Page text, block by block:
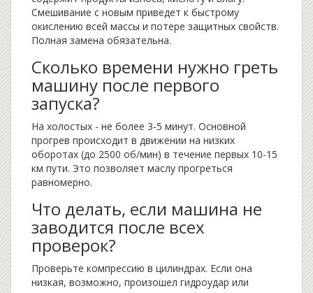
Смешивание с новым приведет к быстрому
окислению всей массы и потере защитных свойств.
Полная замена обязательна.
Сколько времени нужно греть
машину после первого
запуска?
На холостых - не более 3-5 минут. Основной
прогрев происходит в движении на низких
оборотах (до 2500 об/мин) в течение первых 10-15
км пути. Это позволяет маслу прогреться
равномерно.
Что делать, если машина не
заводится после всех
проверок?
Проверьте компрессию в цилиндрах. Если она
низкая, возможно, произошел гидроудар или